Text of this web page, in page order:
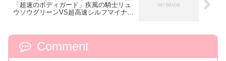
「超速のボディガード」疾風の騎士リュ
ウソウグリーンVS超高速シルフマイナソ
Comment